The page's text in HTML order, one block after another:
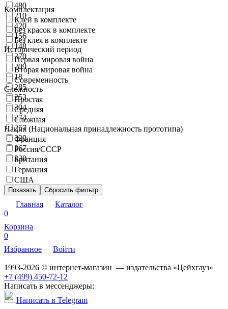
480
210
420
156
148
370
209
18
285
253
304
274
257
320
367
330
Комплектация
Клей в комплекте
Без красок в комплекте
Без клея в комплекте
Исторический период
Первая мировая война
Вторая мировая война
Современность
Сложность
Простая
Средняя
Сложная
Нация (Национальная принадлежность прототипа)
Франция
Россия/СССР
Британия
Германия
США
Показать Сбросить фильтр
Главная
Каталог
0
Корзина
0
Избранное
Войти
1993-2026 © интернет-магазин — издательства «Цейхгауз»
+7 (499) 450-72-12
Написать в мессенджеры:
Написать в Telegram